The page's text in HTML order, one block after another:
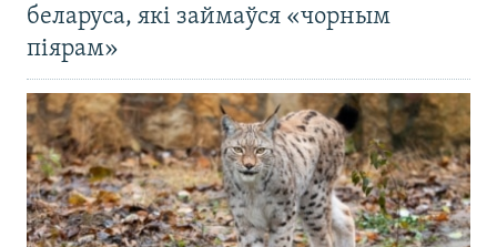
беларуса, які займаўся «чорным
піярам»